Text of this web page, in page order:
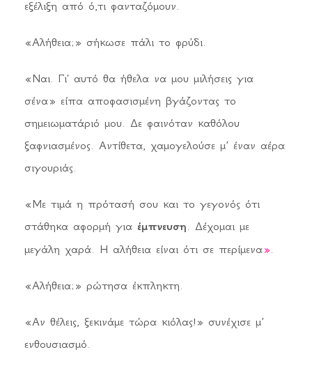
εξέλιξη από ό,τι φανταζόμουν.
«Αλήθεια;» σήκωσε πάλι το φρύδι.
«Ναι. Γι' αυτό θα ήθελα να μου μιλήσεις για
σένα» είπα αποφασισμένη βγάζοντας το
σημειωματάριό μου. Δε φαινόταν καθόλου
ξαφνιασμένος. Αντίθετα, χαμογελούσε μ’ έναν αέρα
σιγουριάς.
«Με τιμά η πρότασή σου και το γεγονός ότι
στάθηκα αφορμή για έμπνευση. Δέχομαι με
μεγάλη χαρά. Η αλήθεια είναι ότι σε περίμενα».
«Αλήθεια;» ρώτησα έκπληκτη.
«Αν θέλεις, ξεκινάμε τώρα κιόλας!» συνέχισε μ’
ενθουσιασμό.